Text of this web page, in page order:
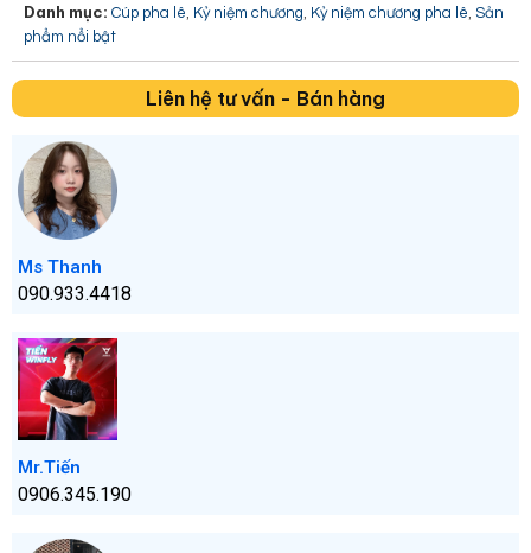
Danh mục: Cúp pha lê Kỷ niệm chương Kỷ niệm chương pha lê Sản
phẩm nổi bật
Liên hệ tư vấn - Bán hàng
Ms Thanh
090.933.4418
Mr.Tiến
0906.345.190